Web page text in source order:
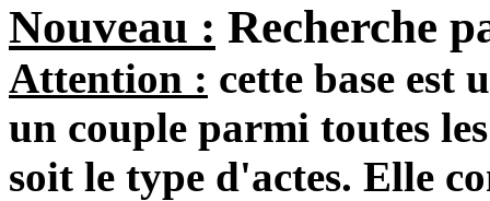
Nouveau : Recherche
Attention : cette base
un couple parmi toutes
soit le type d'actes. Elle